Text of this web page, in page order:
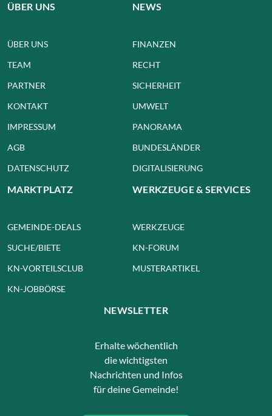
ÜBER UNS
ÜBER UNS
TEAM
PARTNER
KONTAKT
IMPRESSUM
AGB
DATENSCHUTZ
NEWS
FINANZEN
RECHT
SICHERHEIT
UMWELT
PANORAMA
BUNDESLÄNDER
DIGITALISIERUNG
MARKTPLATZ
GEMEINDE-DEALS
SUCHE/BIETE
KN-VORTEILSCLUB
KN-JOBBÖRSE
WERKZEUGE & SERVICES
WERKZEUGE
KN-FORUM
MUSTERARTIKEL
NEWSLETTER
Erhalte wöchentlich
die wichtigsten
Nachrichten und Infos
für deine Gemeinde!